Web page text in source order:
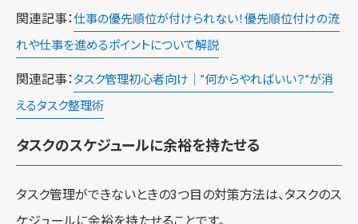
関連記事：仕事の優先順位が付けられない！優先順位付けの流
れや仕事を進めるポイントについて解説
関連記事：タスク管理初心者向け｜”何からやればいい？”が消
えるタスク整理術
タスクのスケジュールに余裕を持たせる
タスク管理ができないときの3つ目の対策方法は、タスクのス